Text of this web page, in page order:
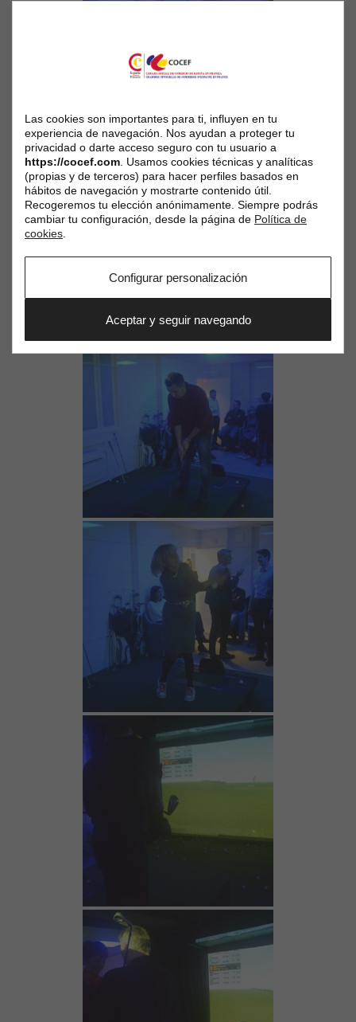
Las cookies son importantes para ti, influyen en tu
experiencia de navegación. Nos ayudan a proteger tu
privacidad o darte acceso seguro con tu usuario a
https://cocef.com. Usamos cookies técnicas y analíticas
(propias y de terceros) para hacer perfiles basados en
hábitos de navegación y mostrarte contenido útil.
Recogeremos tu elección anónimamente. Siempre podrás
cambiar tu configuración, desde la página de Política de
cookies.
Configurar personalización
Aceptar y seguir navegando